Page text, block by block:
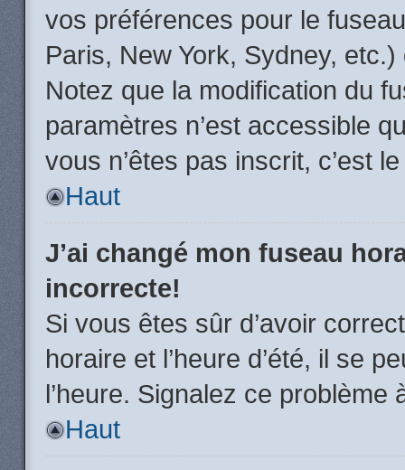
vos préférences pour le
Paris, New York, Sydney,
Notez que la modification du
paramètres n’est accessible
vous n’êtes pas inscrit, c’est
Haut
J’ai changé mon fuseau
incorrecte!
Si vous êtes sûr d’avoir
horaire et l’heure d’été, il se
l’heure. Signalez ce problème
Haut